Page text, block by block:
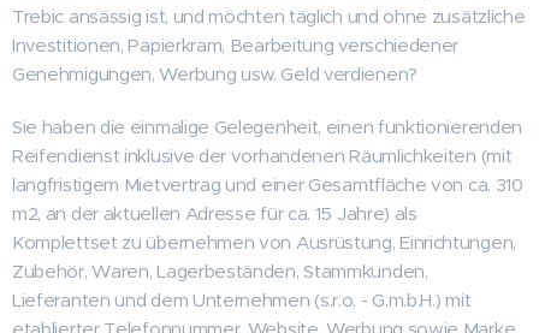
Trebic ansässig ist, und möchten täglich und ohne zusätzliche
Investitionen, Papierkram, Bearbeitung verschiedener
Genehmigungen, Werbung usw. Geld verdienen?
Sie haben die einmalige Gelegenheit, einen funktionierenden
Reifendienst inklusive der vorhandenen Räumlichkeiten (mit
langfristigem Mietvertrag und einer Gesamtfläche von ca. 310
m2, an der aktuellen Adresse für ca. 15 Jahre) als
Komplettset zu übernehmen von Ausrüstung, Einrichtungen,
Zubehör, Waren, Lagerbeständen, Stammkunden,
Lieferanten und dem Unternehmen (s.r.o. - G.m.b.H.) mit